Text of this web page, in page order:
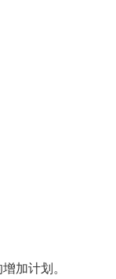
加计划。